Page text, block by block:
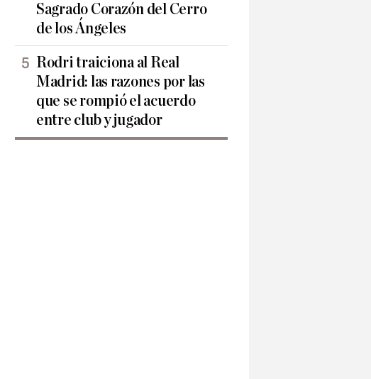
Sagrado Corazón del Cerro
de los Ángeles
Rodri traiciona al Real
Madrid: las razones por las
que se rompió el acuerdo
entre club y jugador